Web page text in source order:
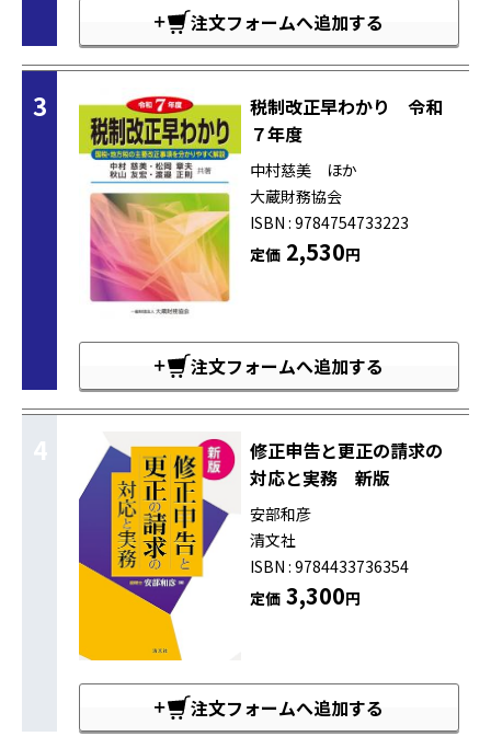
注文フォームへ追加する
3
税制改正早わかり 令和
７年度
中村慈美 ほか
大蔵財務協会
ISBN : 9784754733223
定価2,530円
注文フォームへ追加する
4
修正申告と更正の請求の
対応と実務 新版
安部和彦
清文社
ISBN : 9784433736354
定価3,300円
注文フォームへ追加する